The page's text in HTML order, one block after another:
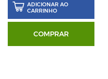
ADICIONAR AO
CARRINHO
COMPRAR